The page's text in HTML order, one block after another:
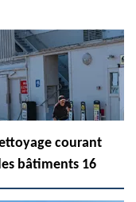
courant
bâtiments 16